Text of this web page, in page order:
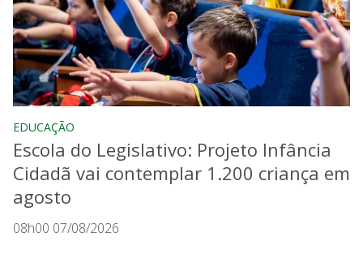
EDUCAÇÃO
Escola do Legislativo: Projeto Infância
Cidadã vai contemplar 1.200 criança em
agosto
08h00 07/08/2026